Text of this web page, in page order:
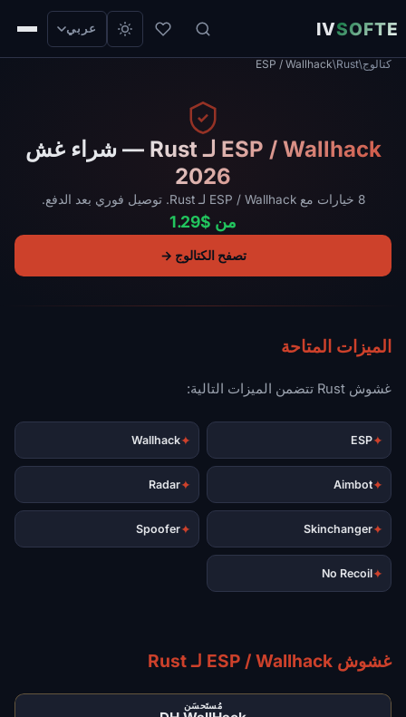
IVSOFTE عربي
كتالوج/
Rust
/
ESP / Wallhack
ESP / Wallhack لـ Rust — شراء غش
2026
8 خيارات مع ESP / Wallhack لـ Rust. توصيل فوري بعد الدفع.
من $1.29
تصفح الكتالوج →
الميزات المتاحة
غشوش Rust تتضمن الميزات التالية:
✦
ESP
✦
Wallhack
✦
Aimbot
✦
Radar
✦
Skinchanger
✦
Spoofer
✦
No Recoil
غشوش ESP / Wallhack لـ Rust
مُستَحسَن